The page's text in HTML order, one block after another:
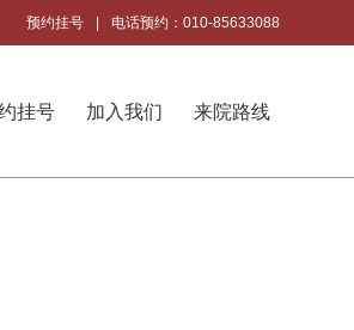
电话预约：010-85633088
预约挂号
挂号 加入我们 来院路线